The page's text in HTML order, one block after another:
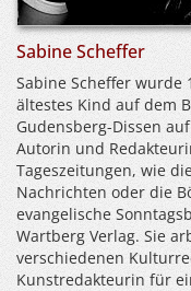
Sabine Scheffer
Sabine Scheffer wurde
ältestes Kind auf dem
Gudensberg-Dissen
Autorin und
Tageszeitungen, wie
Nachrichten oder die
evangelische
Wartberg Verlag. Sie
verschiedenen
Kunstredakteurin für